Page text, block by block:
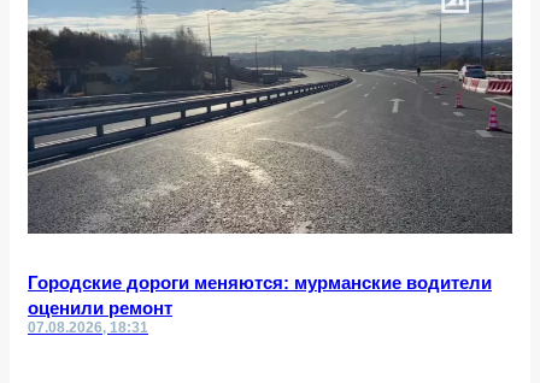
Городские дороги меняются: мурманские водители
оценили ремонт
07.08.2026, 18:31